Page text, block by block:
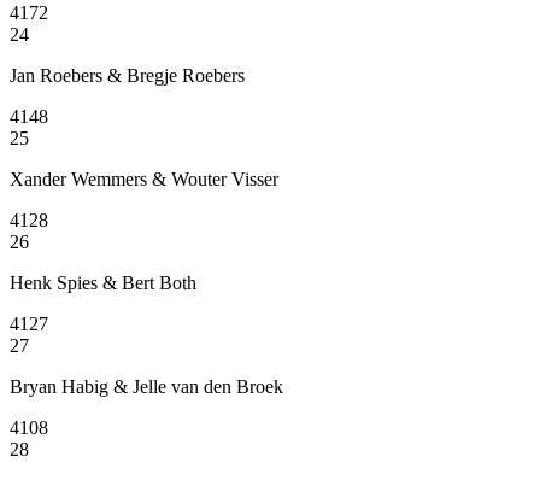
4172
24
Jan Roebers & Bregje Roebers
4148
25
Xander Wemmers & Wouter Visser
4128
26
Henk Spies & Bert Both
4127
27
Bryan Habig & Jelle van den Broek
4108
28